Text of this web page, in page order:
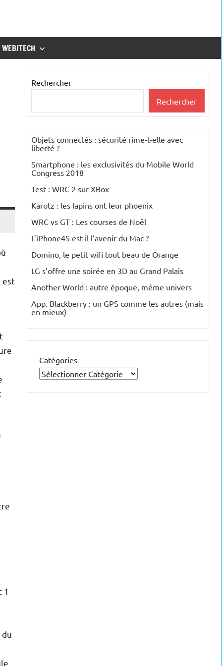
WEB/TECH
est
1
Rechercher
Rechercher
Objets connectés : sécurité rime-t-elle avec
liberté ?
Smartphone : les exclusivités du Mobile World
Congress 2018
Test : WRC 2 sur XBox
Karotz : les lapins ont leur phoenix
WRC vs GT : Les courses de Noël
L’iPhone4S est-il l’avenir du Mac ?
Domino, le petit wifi tout beau de Orange
LG s’offre une soirée en 3D au Grand Palais
Another World : autre époque, même univers
App. Blackberry : un GPS comme les autres (mais
en mieux)
Catégories